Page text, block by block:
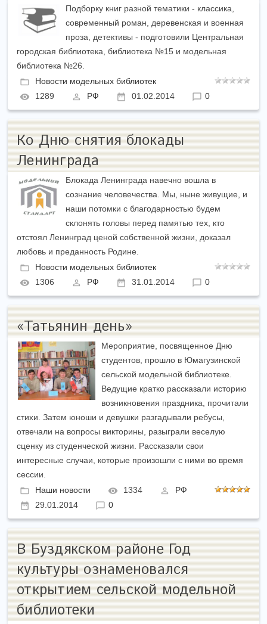
Подборку книг разной тематики - классика,
современный роман, деревенская и военная
проза, детективы - подготовили Центральная
городская библиотека, библиотека №15 и модельная
библиотека №26.
Новости модельных библиотек
1289
РФ 01.02.2014 0
Ко Дню снятия блокады
Ленинграда
Блокада Ленинграда навечно вошла в
сознание человечества. Мы, ныне живущие, и
наши потомки с благодарностью будем
склонять головы перед памятью тех, кто
отстоял Ленинград ценой собственной жизни, доказал
любовь и преданность Родине.
Новости модельных библиотек
1306
РФ 31.01.2014 0
«Татьянин день»
Мероприятие, посвященное Дню
студентов, прошло в Юмагузинской
сельской модельной библиотеке.
Ведущие кратко рассказали историю
возникновения праздника, прочитали
стихи. Затем юноши и девушки разгадывали ребусы,
отвечали на вопросы викторины, разыграли веселую
сценку из студенческой жизни. Рассказали свои
интересные случаи, которые произошли с ними во время
сессии.
Наши новости
1334
РФ
29.01.2014
0
В Буздякском районе Год
культуры ознаменовался
открытием сельской модельной
библиотеки